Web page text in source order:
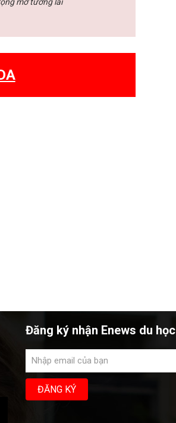
Đăng ký nhận Enews du học